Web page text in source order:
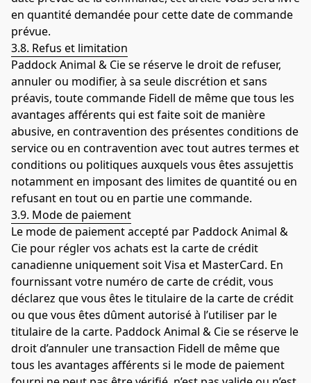
en quantité demandée pour cette date de commande
prévue.
3.8. Refus et limitation
Paddock Animal & Cie se réserve le droit de refuser,
annuler ou modifier, à sa seule discrétion et sans
préavis, toute commande Fidell de même que tous les
avantages afférents qui est faite soit de manière
abusive, en contravention des présentes conditions de
service ou en contravention avec tout autres termes et
conditions ou politiques auxquels vous êtes assujettis
notamment en imposant des limites de quantité ou en
refusant en tout ou en partie une commande.
3.9. Mode de paiement
Le mode de paiement accepté par Paddock Animal &
Cie pour régler vos achats est la carte de crédit
canadienne uniquement soit Visa et MasterCard. En
fournissant votre numéro de carte de crédit, vous
déclarez que vous êtes le titulaire de la carte de crédit
ou que vous êtes dûment autorisé à l’utiliser par le
titulaire de la carte. Paddock Animal & Cie se réserve le
droit d’annuler une transaction Fidell de même que
tous les avantages afférents si le mode de paiement